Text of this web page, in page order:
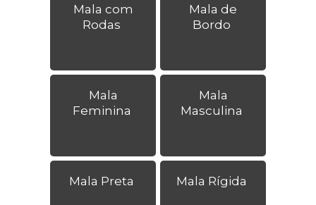
Mala com
Rodas
Mala de
Bordo
Mala
Feminina
Mala
Masculina
Mala Preta Mala Rígida